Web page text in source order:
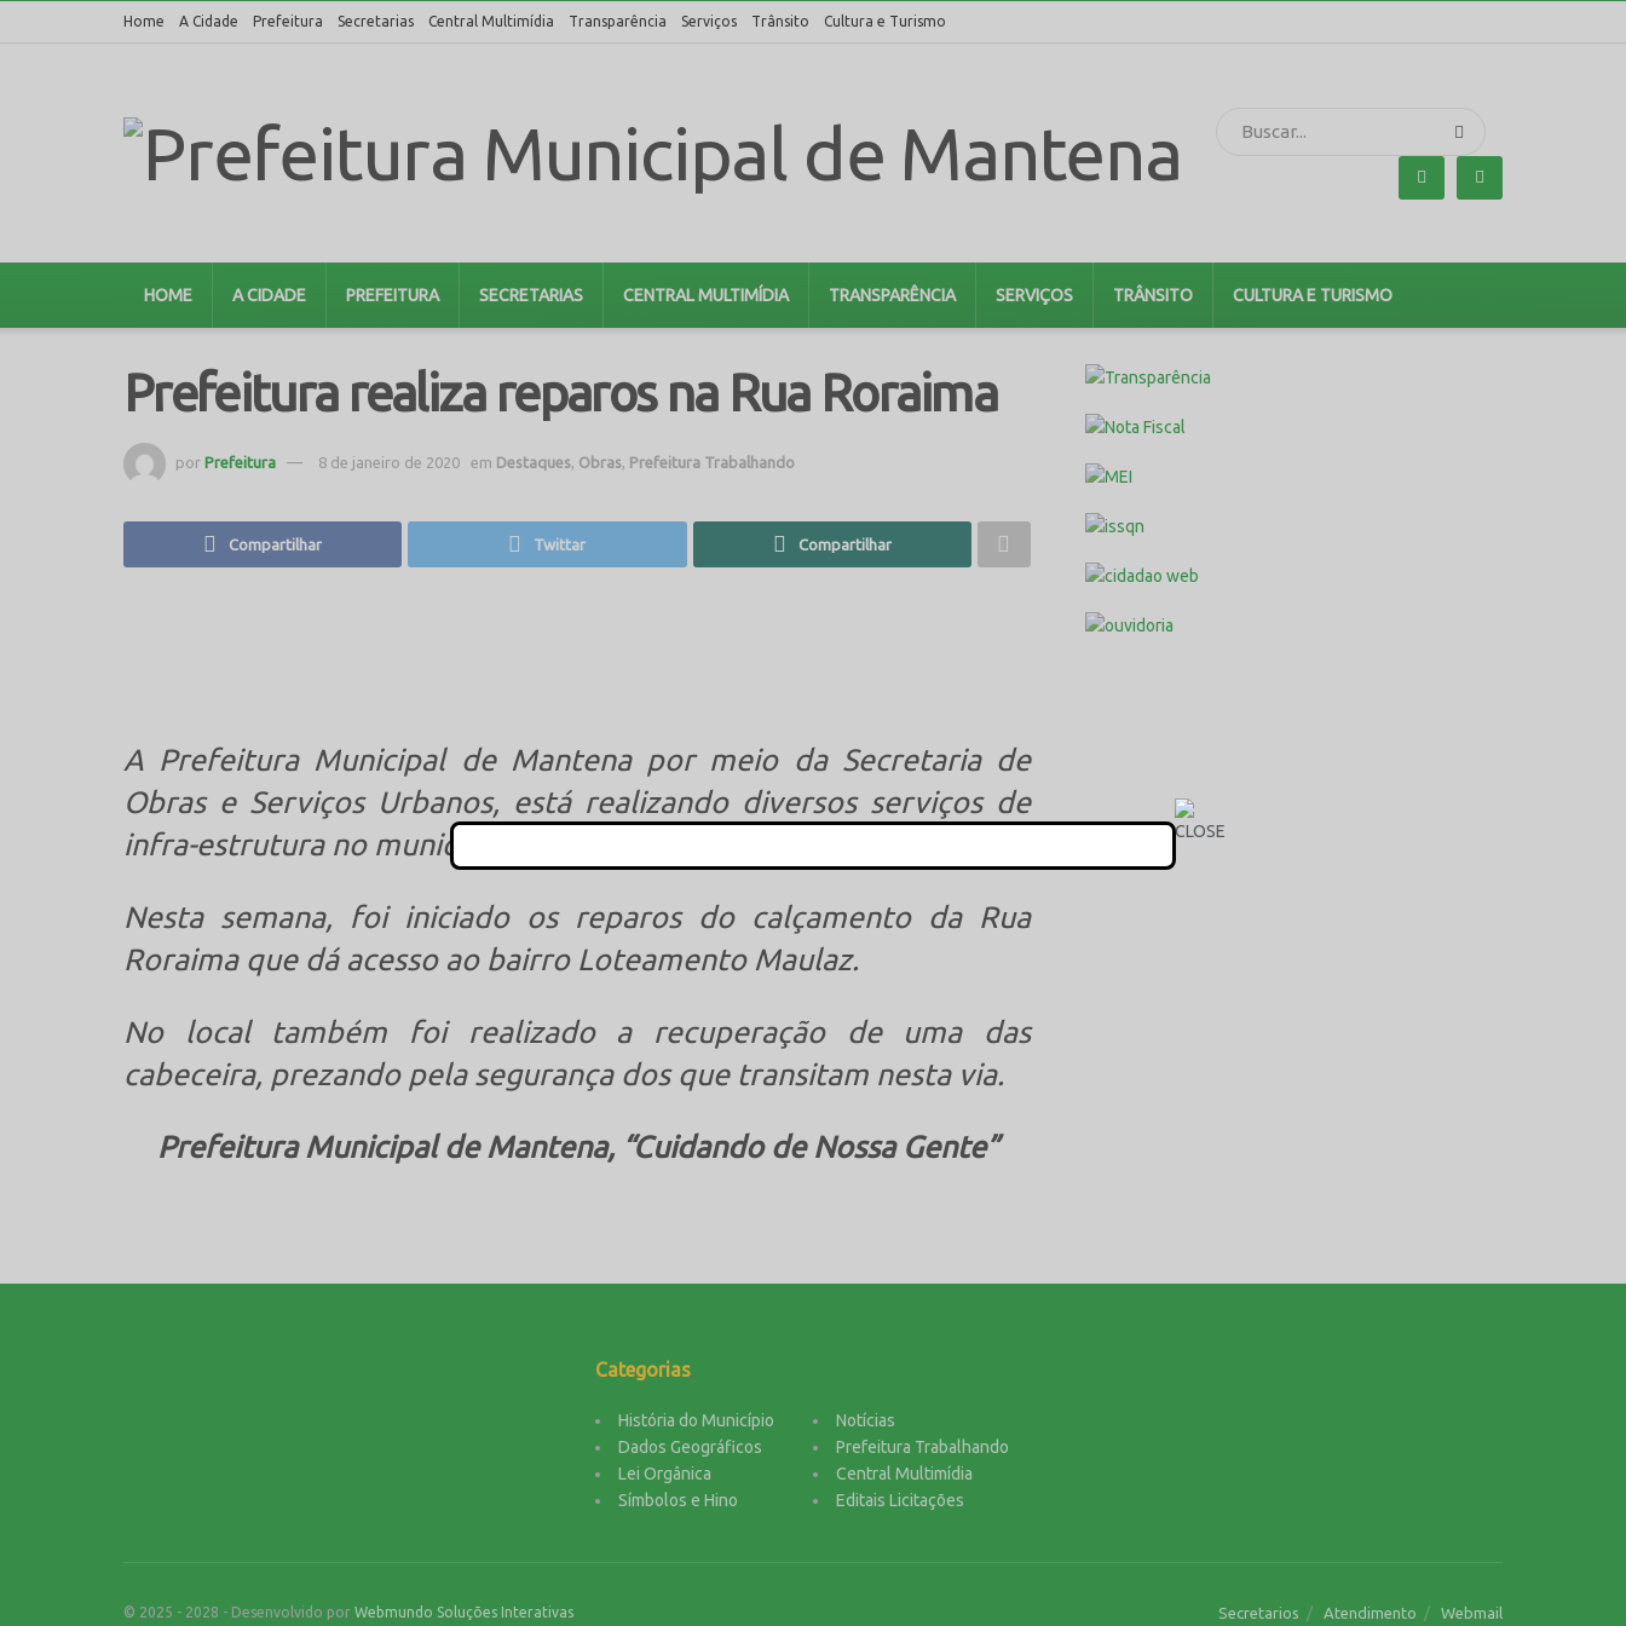
Home A Cidade Prefeitura Secretarias Central Multimídia Transparência Serviços Trânsito Cultura e Turismo
HOME A CIDADE PREFEITURA SECRETARIAS CENTRAL MULTIMÍDIA TRANSPARÊNCIA SERVIÇOS TRÂNSITO CULTURA E TURISMO
Prefeitura realiza reparos na Rua Roraima
por Prefeitura 8 de janeiro de 2020 em Destaques Obras Prefeitura Trabalhando
Compartilhar Twittar Compartilhar
A Prefeitura Municipal de Mantena por meio da Secretaria de
Obras e Serviços Urbanos, está realizando diversos serviços de
infra-estrutura no município.
Nesta semana, foi iniciado os reparos do calçamento da Rua
Roraima que dá acesso ao bairro Loteamento Maulaz.
No local também foi realizado a recuperação de uma das
cabeceira, prezando pela segurança dos que transitam nesta via.
Prefeitura Municipal de Mantena, “Cuidando de Nossa Gente”
Categorias
História do Município
Dados Geográficos
Lei Orgânica
Símbolos e Hino
Notícias
Prefeitura Trabalhando
Central Multimídia
Editais Licitações
Secretarios Atendimento Webmail
© 2025 - 2028 - Desenvolvido por Webmundo Soluções Interativas